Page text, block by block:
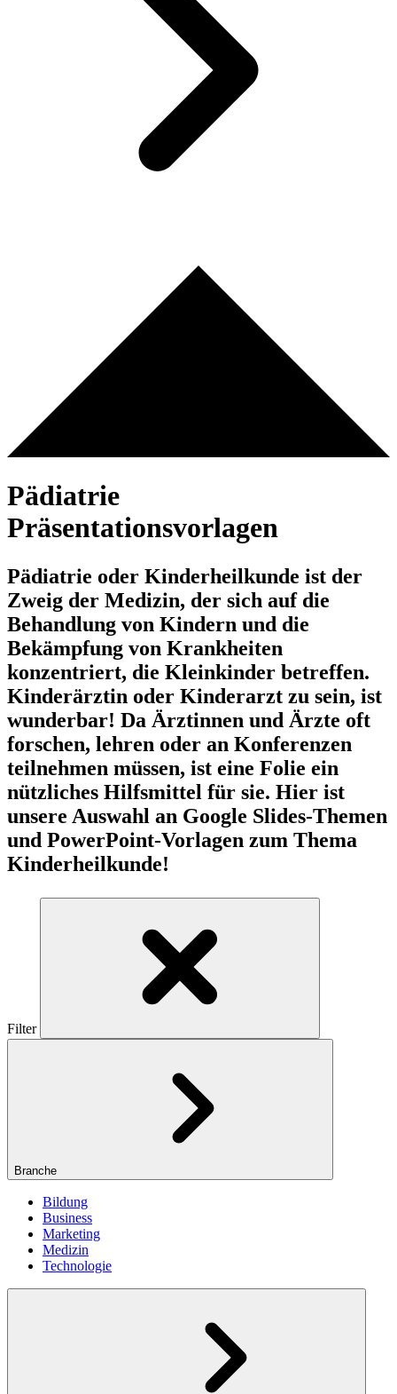
Pädiatrie
Präsentationsvorlagen
Pädiatrie oder Kinderheilkunde ist der
Zweig der Medizin, der sich auf die
Behandlung von Kindern und die
Bekämpfung von Krankheiten
konzentriert, die Kleinkinder betreffen.
Kinderärztin oder Kinderarzt zu sein, ist
wunderbar! Da Ärztinnen und Ärzte oft
forschen, lehren oder an Konferenzen
teilnehmen müssen, ist eine Folie ein
nützliches Hilfsmittel für sie. Hier ist
unsere Auswahl an Google Slides-Themen
und PowerPoint-Vorlagen zum Thema
Kinderheilkunde!
Filter
Branche
Bildung
Business
Marketing
Medizin
Technologie